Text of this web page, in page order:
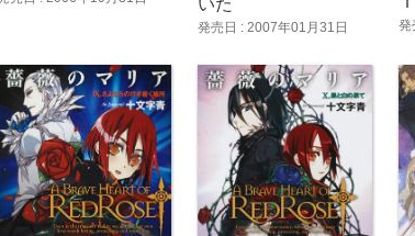
発売日 : 2007年01月31日 発